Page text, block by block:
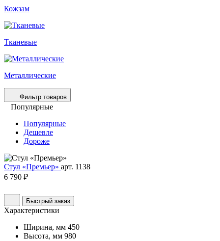
Кожзам
Тканевые
Металлические
Фильтр товаров
Популярные
Популярные
Дешевле
Дороже
Стул «Премьер» арт. 1138
6 790 ₽
Быстрый заказ
Характеристики
Ширина, мм 450
Высота, мм 980